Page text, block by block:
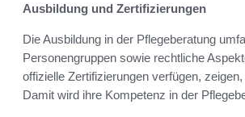
Ausbildung und Zertifizierungen
Die Ausbildung in der Pflegeberatung
Personengruppen sowie rechtliche
offizielle Zertifizierungen verfügen,
Damit wird ihre Kompetenz in der